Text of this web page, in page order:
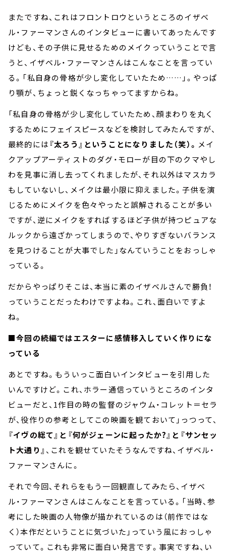
またですね、これはフロントロウというところのイザベ
ル・ファーマンさんのインタビューに書いてあったんです
けども、その子供に見せるためのメイクっていうことで言
うと、イザベル・ファーマンさんはこんなことを言ってい
る。「私自身の骨格が少し変化していたため……」。やっぱ
り顎が、ちょっと鋭くなっちゃってますからね。
「私自身の骨格が少し変化していたため、顔まわりを丸く
するためにフェイスピースなどを検討してみたんですが、
最終的には 『太ろう』ということになりました（笑）。 メイ
クアップアーティストのダグ・モローが目の下のクマやし
わを見事に消し去ってくれましたが、それ以外はマスカラ
もしていないし、メイクは最小限に抑えました。子供を演
じるためにメイクを色々やったと誤解されることが多い
ですが、逆にメイクをすればするほど子供が持つピュアな
ルックから遠ざかってしまうので、やりすぎないバランス
を見つけることが大事でした」なんていうことをおっしゃ
っている。
だからやっぱりそこは、本当に素のイザベルさんで勝負！
っていうことだったわけですよね。これ、面白いですよ
ね。
■今回の続編ではエスターに感情移入していく作りにな
っている
あとですね。もういっこ面白いインタビューを引用した
いんですけど。これ、ホラー通信っていうところのインタ
ビューだと、1作目の時の監督のジャウム・コレット＝セラ
が、役作りの参考としてこの映画を観ておいて」っつって、
『イヴの総て』と『何がジェーンに起ったか?』と『サンセッ
ト大通り』 、これを観せていたそうなんですね、イザベル・
ファーマンさんに。
それで今回、それらをもう一回観直してみたら、イザベ
ル・ファーマンさんはこんなことを言っている。「当時、参
考にした映画の人物像が描かれているのは（前作ではな
く）本作だということに気づいた」っていう風におっしゃ
っていて。これも非常に面白い発言です。事実ですね、い